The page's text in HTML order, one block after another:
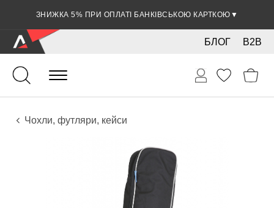
ЗНИЖКА 5% ПРИ ОПЛАТІ БАНКІВСЬКОЮ КАРТКОЮ ▼
B2B
БЛОГ
Гітари
Електро інструменти
Аксесуари
Чохли, футляри, кейси